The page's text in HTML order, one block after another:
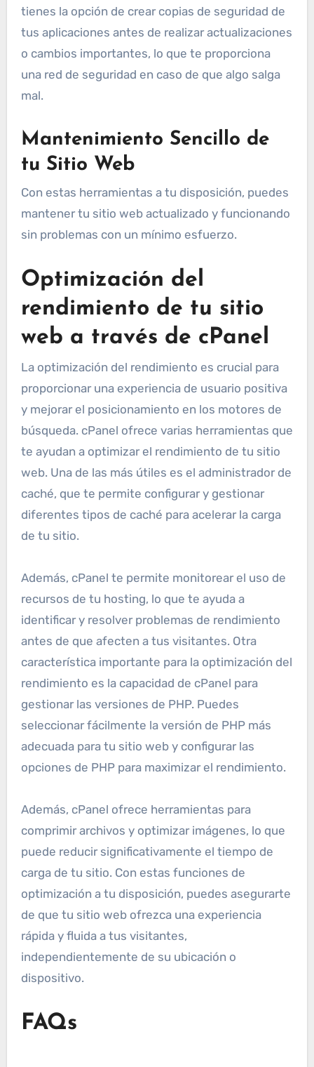
tienes la opción de crear copias de seguridad de
tus aplicaciones antes de realizar actualizaciones
o cambios importantes, lo que te proporciona
una red de seguridad en caso de que algo salga
mal.
Mantenimiento Sencillo de
tu Sitio Web
Con estas herramientas a tu disposición, puedes
mantener tu sitio web actualizado y funcionando
sin problemas con un mínimo esfuerzo.
Optimización del
rendimiento de tu sitio
web a través de cPanel
La optimización del rendimiento es crucial para
proporcionar una experiencia de usuario positiva
y mejorar el posicionamiento en los motores de
búsqueda. cPanel ofrece varias herramientas que
te ayudan a optimizar el rendimiento de tu sitio
web. Una de las más útiles es el administrador de
caché, que te permite configurar y gestionar
diferentes tipos de caché para acelerar la carga
de tu sitio.
Además, cPanel te permite monitorear el uso de
recursos de tu hosting, lo que te ayuda a
identificar y resolver problemas de rendimiento
antes de que afecten a tus visitantes. Otra
característica importante para la optimización del
rendimiento es la capacidad de cPanel para
gestionar las versiones de PHP. Puedes
seleccionar fácilmente la versión de PHP más
adecuada para tu sitio web y configurar las
opciones de PHP para maximizar el rendimiento.
Además, cPanel ofrece herramientas para
comprimir archivos y optimizar imágenes, lo que
puede reducir significativamente el tiempo de
carga de tu sitio. Con estas funciones de
optimización a tu disposición, puedes asegurarte
de que tu sitio web ofrezca una experiencia
rápida y fluida a tus visitantes,
independientemente de su ubicación o
dispositivo.
FAQs